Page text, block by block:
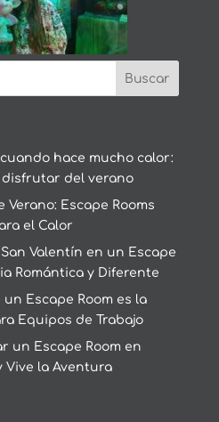
hace mucho calor:
del verano
Escape Rooms
el Calor
Valentín en un Escape
Romántica y Diferente
Escape Room es la
Equipos de Trabajo
un Escape Room en
Vive la Aventura